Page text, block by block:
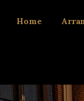
Home